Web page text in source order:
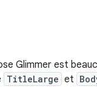
Glimmer est
TitleLarge et